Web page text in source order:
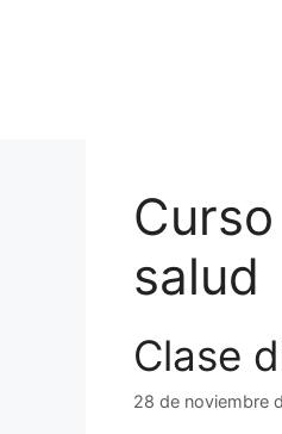
salud
Clase
28 de noviembre